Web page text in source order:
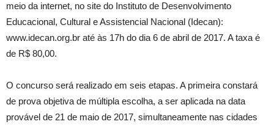
meio da internet, no site do Instituto de Desenvolvimento
Educacional, Cultural e Assistencial Nacional (Idecan):
www.idecan.org.br até às 17h do dia 6 de abril de 2017. A taxa é
de R$ 80,00.
O concurso será realizado em seis etapas. A primeira constará
de prova objetiva de múltipla escolha, a ser aplicada na data
provável de 21 de maio de 2017, simultaneamente nas cidades